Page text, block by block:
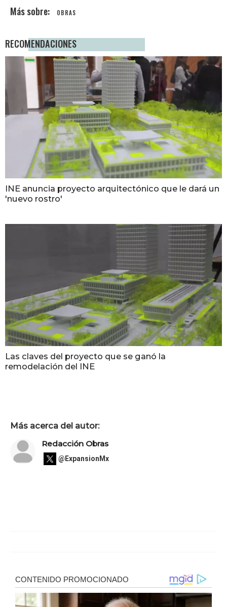
OBRAS
RECOMENDACIONES
INE anuncia proyecto arquitectónico que le dará un
'nuevo rostro'
Las claves del proyecto que se ganó la
remodelación del INE
Más acerca del autor:
Redacción Obras
@ExpansionMx